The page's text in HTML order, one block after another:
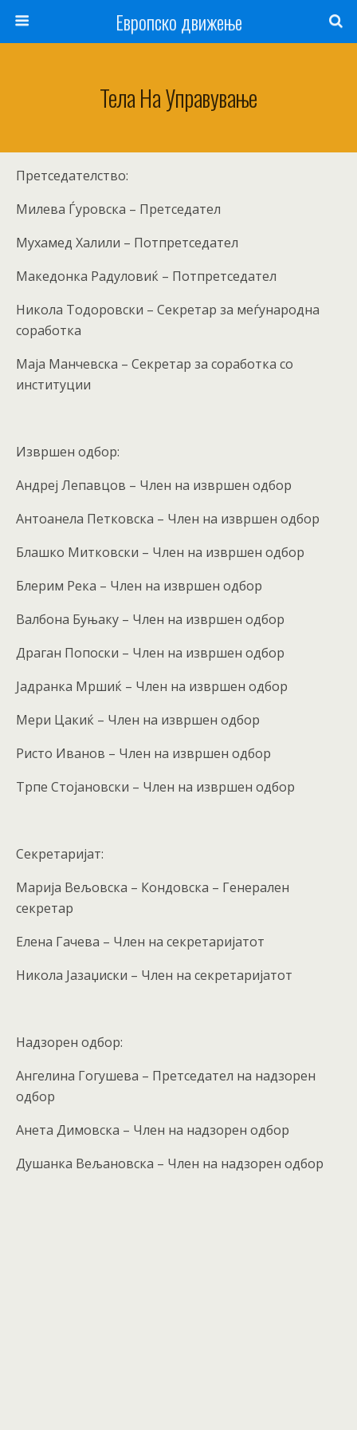
Европско движење
Тела На Управување
Претседателство:
Милева Ѓуровска – Претседател
Мухамед Халили – Потпретседател
Македонка Радуловиќ – Потпретседател
Никола Тодоровски – Секретар за меѓународна
соработка
Маја Манчевска – Секретар за соработка со
институции
Извршен одбор:
Андреј Лепавцов – Член на извршен одбор
Антоанела Петковска – Член на извршен одбор
Блашко Митковски – Член на извршен одбор
Блерим Река – Член на извршен одбор
Валбона Буњаку – Член на извршен одбор
Драган Попоски – Член на извршен одбор
Јадранка Мршиќ – Член на извршен одбор
Мери Цакиќ – Член на извршен одбор
Ристо Иванов – Член на извршен одбор
Трпе Стојановски – Член на извршен одбор
Секретаријат:
Марија Вељовска – Кондовска – Генерален
секретар
Елена Гачева – Член на секретаријатот
Никола Јазаџиски – Член на секретаријатот
Надзорен одбор:
Ангелина Гогушева – Претседател на надзорен
одбор
Анета Димовска – Член на надзорен одбор
Душанка Вељановска – Член на надзорен одбор